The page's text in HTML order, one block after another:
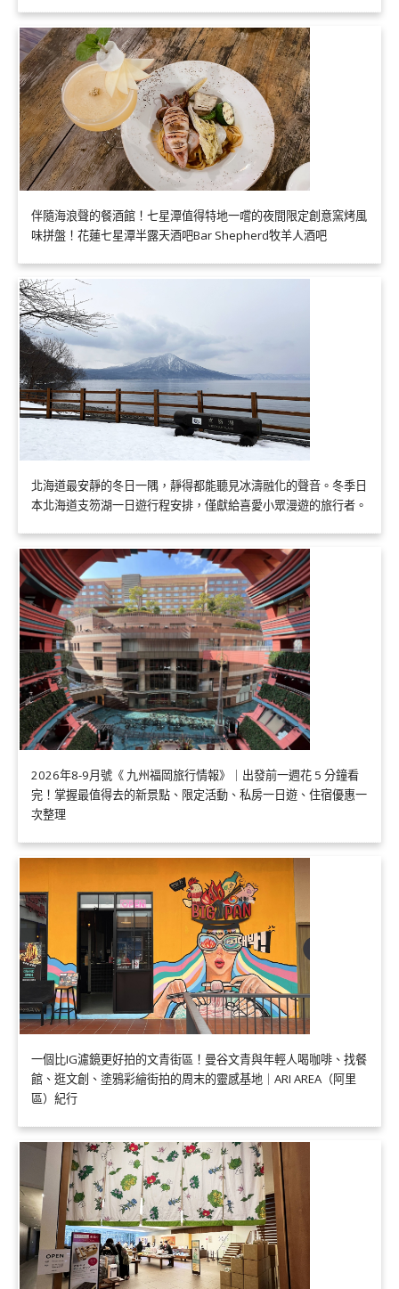
伴隨海浪聲的餐酒館！七星潭值得特地一嚐的夜間限定創意窯烤風
味拼盤！花蓮七星潭半露天酒吧Bar Shepherd牧羊人酒吧
北海道最安靜的冬日一隅，靜得都能聽見冰濤融化的聲音。冬季日
本北海道支笏湖一日遊行程安排，僅獻給喜愛小眾漫遊的旅行者。
2026年8-9月號《 九州福岡旅行情報》｜出發前一週花 5 分鐘看
完！掌握最值得去的新景點、限定活動、私房一日遊、住宿優惠一
次整理
一個比IG濾鏡更好拍的文青街區！曼谷文青與年輕人喝咖啡、找餐
館、逛文創、塗鴉彩繪街拍的周末的靈感基地｜ARI AREA（阿里
區）紀行